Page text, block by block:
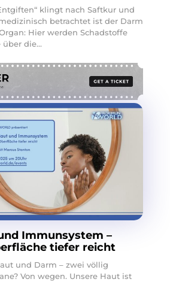
betrachtet ist der Darm
Hier werden Schadstoffe
über die...
Immunsystem –
tiefer reicht
Von wegen. Unsere Haut ist